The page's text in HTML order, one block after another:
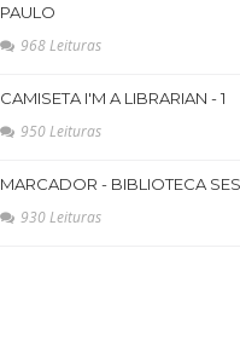
PAULO
968 Leituras
CAMISETA I'M A LIBRARIAN - 1
950 Leituras
MARCADOR - BIBLIOTECA
930 Leituras